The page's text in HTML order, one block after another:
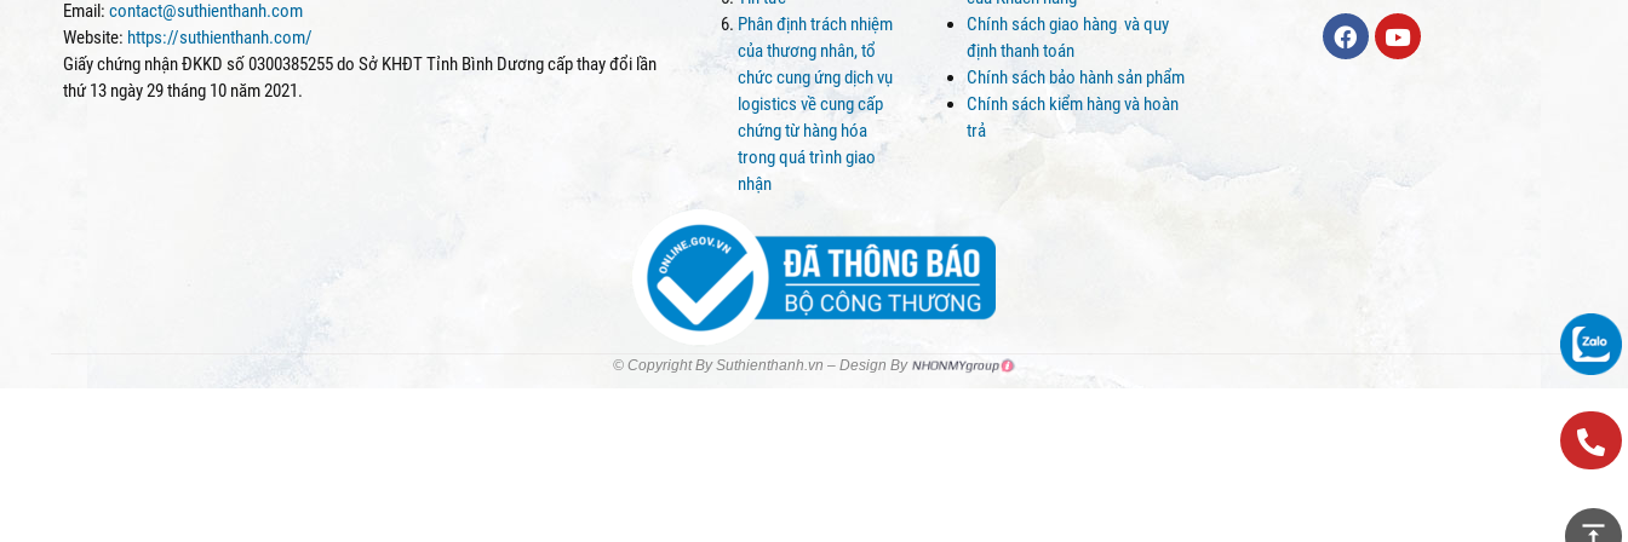
Email: contact@suthienthanh.com
Website: https://suthienthanh.com/
Giấy chứng nhận ĐKKD số 0300385255 do Sở KHĐT Tỉnh Bình Dương cấp thay đổi lần
thứ 13 ngày 29 tháng 10 năm 2021.
Phân định trách nhiệm
của thương nhân, tổ
chức cung ứng dịch vụ
logistics về cung cấp
chứng từ hàng hóa
trong quá trình giao
nhận
Chính sách giao hàng và quy
định thanh toán
Chính sách bảo hành sản phẩm
Chính sách kiểm hàng và hoàn
trả
© Copyright By Suthienthanh.vn – Design By